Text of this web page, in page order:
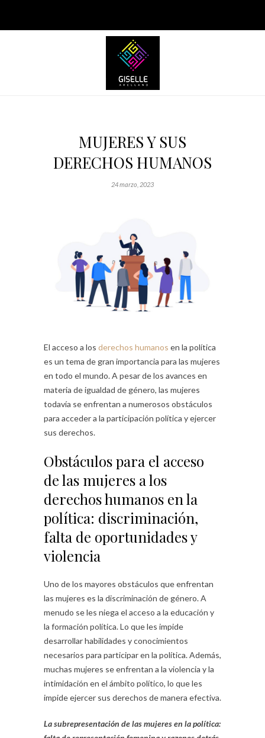
MUJERES Y SUS
DERECHOS HUMANOS
24 marzo, 2023
El acceso a los derechos humanos en la política
es un tema de gran importancia para las mujeres
en todo el mundo. A pesar de los avances en
materia de igualdad de género, las mujeres
todavía se enfrentan a numerosos obstáculos
para acceder a la participación política y ejercer
sus derechos.
Obstáculos para el acceso
de las mujeres a los
derechos humanos en la
política: discriminación,
falta de oportunidades y
violencia
Uno de los mayores obstáculos que enfrentan
las mujeres es la discriminación de género. A
menudo se les niega el acceso a la educación y
la formación política. Lo que les impide
desarrollar habilidades y conocimientos
necesarios para participar en la política. Además,
muchas mujeres se enfrentan a la violencia y la
intimidación en el ámbito político, lo que les
impide ejercer sus derechos de manera efectiva.
La subrepresentación de las mujeres en la política: